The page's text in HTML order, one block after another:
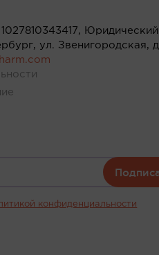
Юридический
ул. Звенигородская,
конфиденциальности